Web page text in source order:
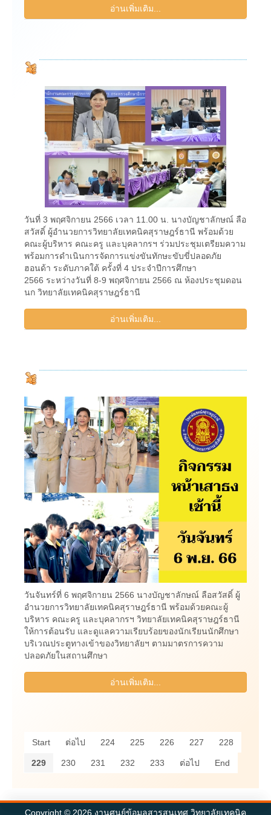
อ่านเพิ่มเติม...
วันที่ 3 พฤศจิกายน 2566 เวลา 11.00 น. นางบัญชาลักษณ์ ลือ
สวัสดิ์ ผู้อำนวยการวิทยาลัยเทคนิคสุราษฎร์ธานี พร้อมด้วย
คณะผู้บริหาร คณะครู และบุคลากรฯ ร่วมประชุมเตรียมความ
พร้อมการดำเนินการจัดการแข่งขันทักษะขับขี่ปลอดภัย
ฮอนด้า ระดับภาคใต้ ครั้งที่ 4 ประจำปีการศึกษา
2566 ระหว่างวันที่ 8-9 พฤศจิกายน 2566 ณ ห้องประชุมดอน
นก วิทยาลัยเทคนิคสุราษฎร์ธานี
อ่านเพิ่มเติม...
วันจันทร์ที่ 6 พฤศจิกายน 2566 นางบัญชาลักษณ์ ลือสวัสดิ์ ผู้
อำนวยการวิทยาลัยเทคนิคสุราษฎร์ธานี พร้อมด้วยคณะผู้
บริหาร คณะครู และบุคลากรฯ วิทยาลัยเทคนิคสุราษฎร์ธานี
ให้การต้อนรับ และดูแลความเรียบร้อยของนักเรียนนักศึกษา
บริเวณประตูทางเข้าของวิทยาลัยฯ ตามมาตรการความ
ปลอดภัยในสถานศึกษา
อ่านเพิ่มเติม...
Start ต่อไป 224 225 226 227 228
229 230 231 232 233 ต่อไป End
Copyright © 2026 งานศูนย์ข้อมูลสารสนเทศ วิทยาลัยเทคนิค